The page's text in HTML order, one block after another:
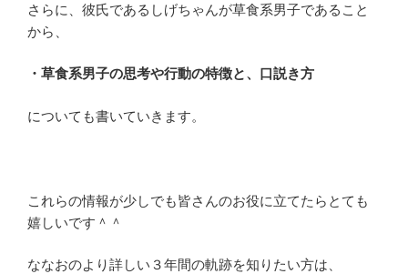
さらに、彼氏であるしげちゃんが草食系男子であること
から、
・草食系男子の思考や行動の特徴と、口説き方
についても書いていきます。
これらの情報が少しでも皆さんのお役に立てたらとても
嬉しいです＾＾
ななおのより詳しい３年間の軌跡を知りたい方は、